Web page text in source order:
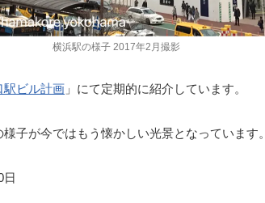
横浜駅の様子 2017年2月撮影
駅ビル計画 」にて定期的に紹介しています。
子が今ではもう懐かしい光景となっています。
日